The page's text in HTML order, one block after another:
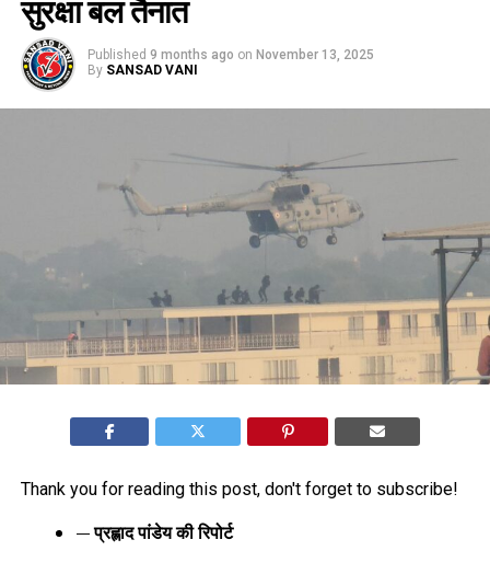
Published 9 months ago on November 13, 2025
By SANSAD VANI
Thank you for reading this post, don't forget to subscribe!
— प्रह्लाद पांडेय की रिपोर्ट